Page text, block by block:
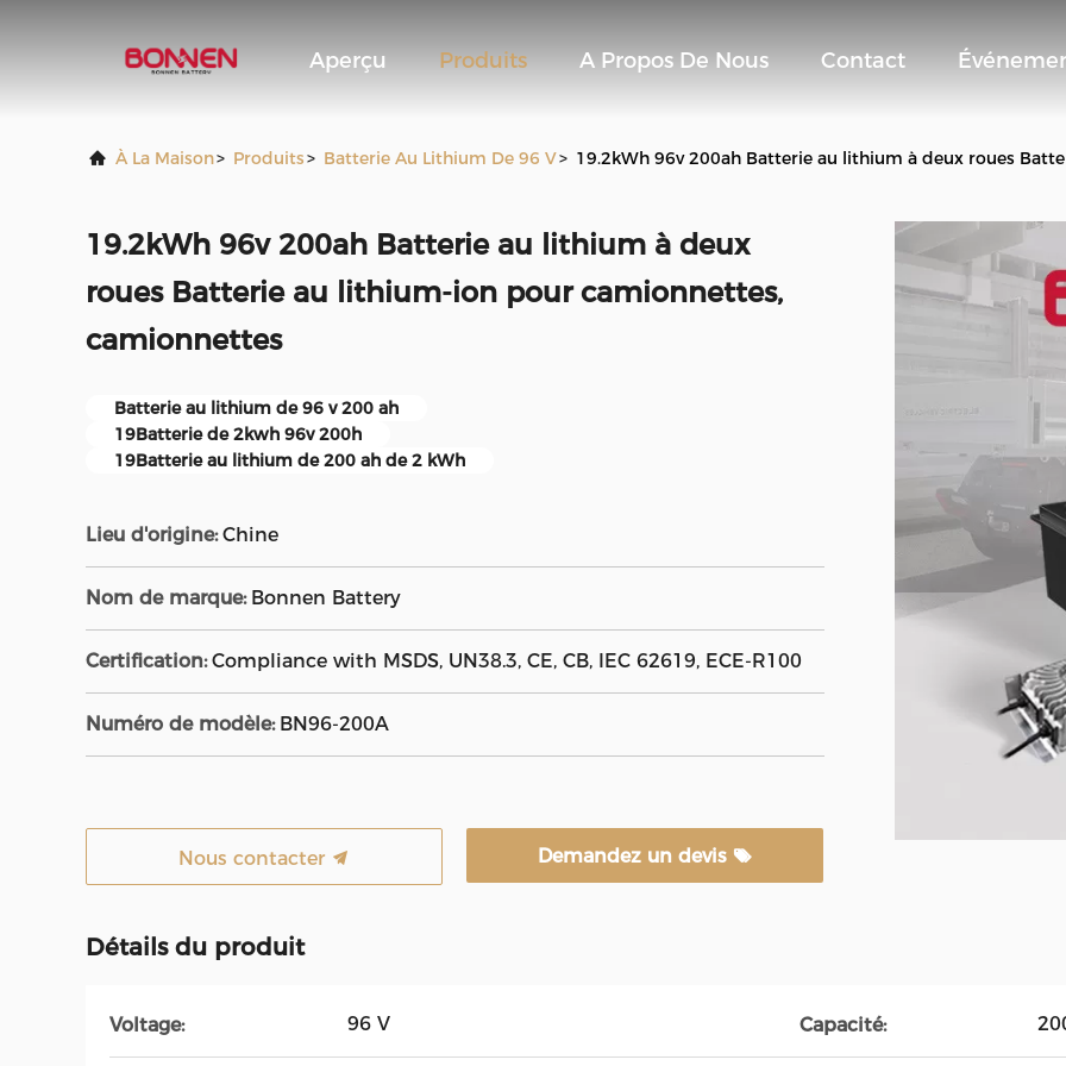
Aperçu Produits A Propos De Nous Contact
À La Maison> Produits> Batterie Au Lithium De 96 V> 19.2kWh 96v 200ah Batterie au lithium à deux roues
19.2kWh 96v 200ah Batterie au lithium à deux
roues Batterie au lithium-ion pour camionnettes,
camionnettes
Batterie au lithium de 96 v 200 ah
19Batterie de 2kwh 96v 200h
19Batterie au lithium de 200 ah de 2 kWh
Lieu d'origine: Chine
Nom de marque: Bonnen Battery
Certification: Compliance with MSDS, UN38.3, CE, CB, IEC 62619, ECE-R100
Numéro de modèle: BN96-200A
Nous contacter Demandez un devis
Détails du produit
Voltage: 96 V Capacité: